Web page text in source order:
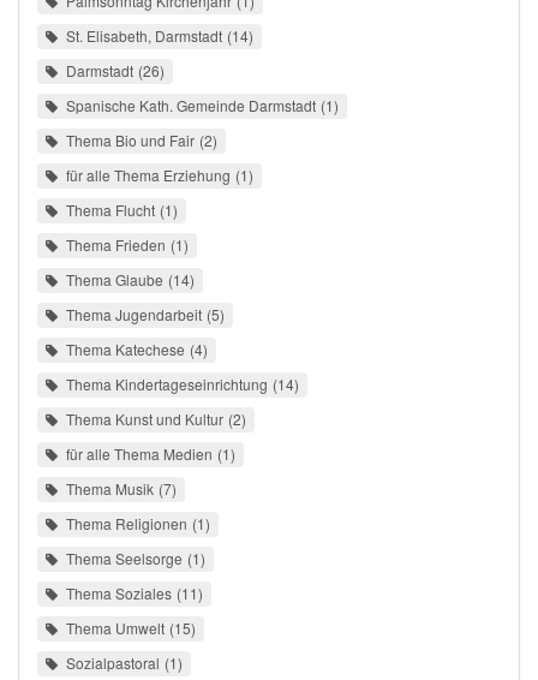
St. Elisabeth, Darmstadt 14
Darmstadt 26
Spanische Kath. Gemeinde Darmstadt 1
Thema Bio und Fair 2
für alle Thema Erziehung 1
Thema Flucht 1
Thema Frieden 1
Thema Glaube 14
Thema Jugendarbeit 5
Thema Katechese 4
Thema Kindertageseinrichtung 14
Thema Kunst und Kultur 2
für alle Thema Medien 1
Thema Musik 7
Thema Religionen 1
Thema Seelsorge 1
Thema Soziales 11
Thema Umwelt 15
Sozialpastoral 1